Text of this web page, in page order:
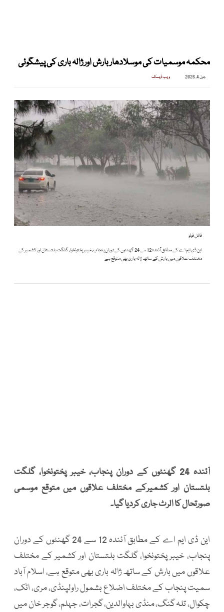
محکمہ موسمیات کی موسلادھار بارش اور ژالہ باری کی پیشگوئی
جون 4, 2026 ویب ڈیسک
فائل فوٹو
این ڈی ایم اے کے مطابق آئندہ 12 سے 24 گھنٹوں کے دوران پنجاب، خیبر پختونخوا، گلگت بلتستان اور کشمیر کے
مختلف علاقوں میں بارش کے ساتھ ژالہ باری بھی متوقع ہے
آئندہ 24 گھنٹوں کے دوران پنجاب، خیبر پختونخوا، گلگت
بلتستان اور کشمیرکے مختلف علاقوں میں متوقع موسمی
صورتحال کا الرٹ جاری کردیا گیا۔
این ڈی ایم اے کے مطابق آئندہ 12 سے 24 گھنٹوں کے دوران
پنجاب، خیبر پختونخوا، گلگت بلتستان اور کشمیر کے مختلف
علاقوں میں بارش کے ساتھ ژالہ باری بھی متوقع ہے، اسلام آباد
سمیت پنجاب کے مختلف اضلاع بشمول راولپنڈی، مری، اٹک،
چکوال، تلہ گنگ، منڈی بہاوالدین، گجرات، جہلم، گوجر خان میں